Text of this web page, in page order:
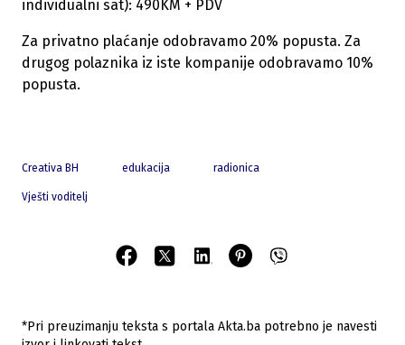
individualni sat): 490KM + PDV
Za privatno plaćanje odobravamo 20% popusta. Za
drugog polaznika iz iste kompanije odobravamo 10%
popusta.
Creativa BH edukacija radionica
Vješti voditelj
*Pri preuzimanju teksta s portala Akta.ba potrebno je navesti